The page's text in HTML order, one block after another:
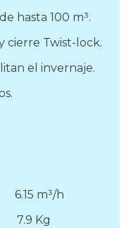
hasta 100 m³.
cierre Twist-lock.
el invernaje.
m³/h
Kg